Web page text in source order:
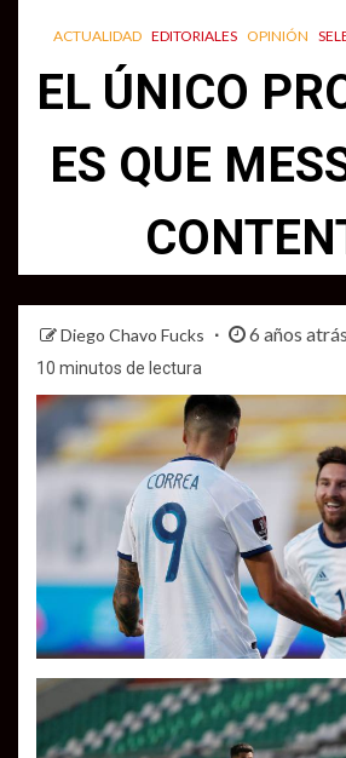
ACTUALIDAD EDITORIALES OPINIÓN
EL ÚNICO
ES QUE
Diego Chavo Fucks 6 años atrás
10 minutos de lectura